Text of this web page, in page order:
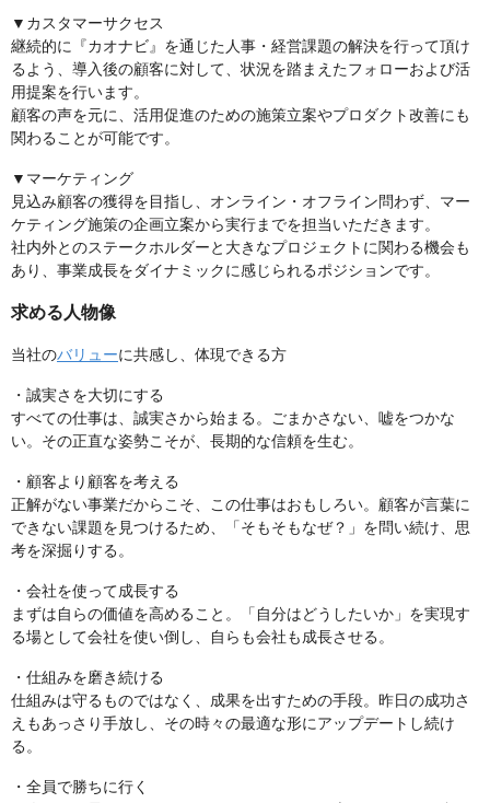
▼カスタマーサクセス
継続的に『カオナビ』を通じた人事・経営課題の解決を行って頂け
るよう、導入後の顧客に対して、状況を踏まえたフォローおよび活
用提案を行います。
顧客の声を元に、活用促進のための施策立案やプロダクト改善にも
関わることが可能です。
▼マーケティング
見込み顧客の獲得を目指し、オンライン・オフライン問わず、マー
ケティング施策の企画立案から実行までを担当いただきます。
社内外とのステークホルダーと大きなプロジェクトに関わる機会も
あり、事業成長をダイナミックに感じられるポジションです。
求める人物像
当社のバリューに共感し、体現できる方
・誠実さを大切にする
すべての仕事は、誠実さから始まる。ごまかさない、嘘をつかな
い。その正直な姿勢こそが、長期的な信頼を生む。
・顧客より顧客を考える
正解がない事業だからこそ、この仕事はおもしろい。顧客が言葉に
できない課題を見つけるため、「そもそもなぜ？」を問い続け、思
考を深掘りする。
・会社を使って成長する
まずは自らの価値を高めること。「自分はどうしたいか」を実現す
る場として会社を使い倒し、自らも会社も成長させる。
・仕組みを磨き続ける
仕組みは守るものではなく、成果を出すための手段。昨日の成功さ
えもあっさり手放し、その時々の最適な形にアップデートし続け
る。
・全員で勝ちに行く